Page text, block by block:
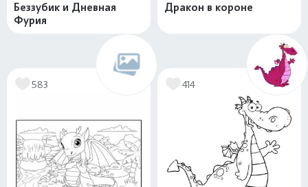
Беззубик и Дневная
Фурия
Дракон в короне
583 414